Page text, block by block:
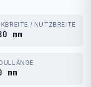
/ NUTZBREITE
mm
mm